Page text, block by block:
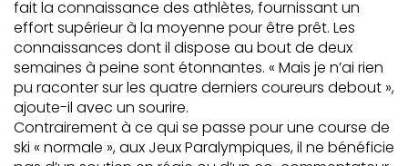
fait la connaissance des athlètes, fournissant un
effort supérieur à la moyenne pour être prêt. Les
connaissances dont il dispose au bout de deux
semaines à peine sont étonnantes. « Mais je n’ai rien
pu raconter sur les quatre derniers coureurs debout »,
ajoute-il avec un sourire.
Contrairement à ce qui se passe pour une course de
ski « normale », aux Jeux Paralympiques, il ne bénéficie